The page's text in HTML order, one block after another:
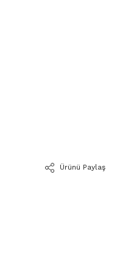
Ürünü Paylaş